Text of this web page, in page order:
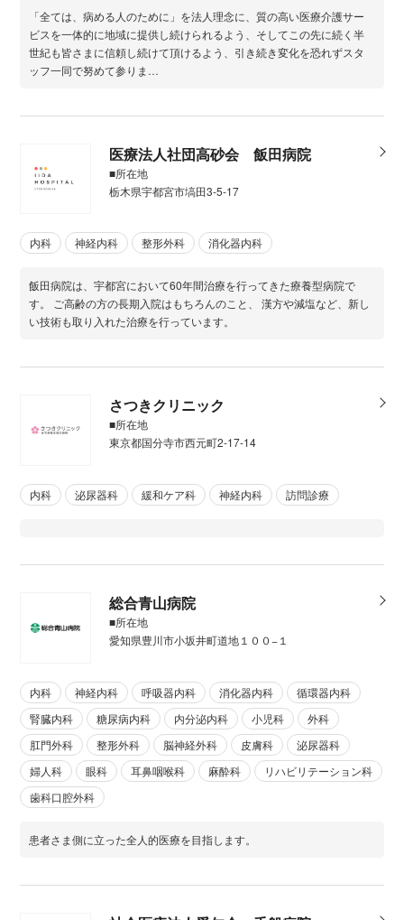
「全ては、病める人のために」を法人理念に、質の高い医療介護サー
ビスを一体的に地域に提供し続けられるよう、そしてこの先に続く半
世紀も皆さまに信頼し続けて頂けるよう、引き続き変化を恐れずスタ
ッフ一同で努めて参りま…
医療法人社団高砂会 飯田病院
■所在地
栃木県宇都宮市塙田3-5-17
内科 神経内科 整形外科 消化器内科
飯田病院は、宇都宮において60年間治療を行ってきた療養型病院で
す。 ご高齢の方の長期入院はもちろんのこと、 漢方や減塩など、新し
い技術も取り入れた治療を行っています。
さつきクリニック
■所在地
東京都国分寺市西元町2-17-14
内科 泌尿器科 緩和ケア科 神経内科 訪問診療
総合青山病院
■所在地
愛知県豊川市小坂井町道地１００−１
内科 神経内科 呼吸器内科 消化器内科
循環器内科
腎臓内科
糖尿病内科 内分泌内科 小児科
外科
肛門外科
整形外科 脳神経外科 皮膚科
泌尿器科
婦人科
眼科 耳鼻咽喉科 麻酔科
リハビリテーション科
歯科口腔外科
患者さま側に立った全人的医療を目指します。